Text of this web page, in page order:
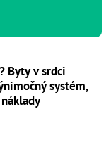
Byty v srdci
systém,